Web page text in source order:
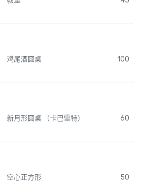
鸡尾酒圆桌 100
新月形圆桌 （卡巴雷特） 60
空心正方形 50